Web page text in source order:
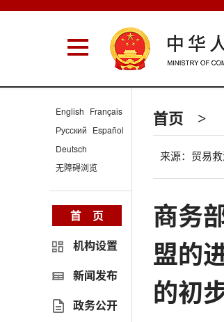
首页 >
来源：贸易
商务
盟的
的初
English Français
Русский Español
Deutsch
无障碍浏览
首 页
机构设置
新闻发布
政务公开